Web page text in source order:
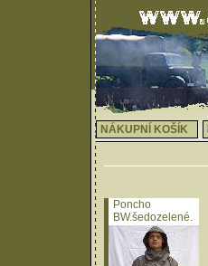
NÁKUPNÍ KOŠÍK
Poncho
BW.šedozelené.